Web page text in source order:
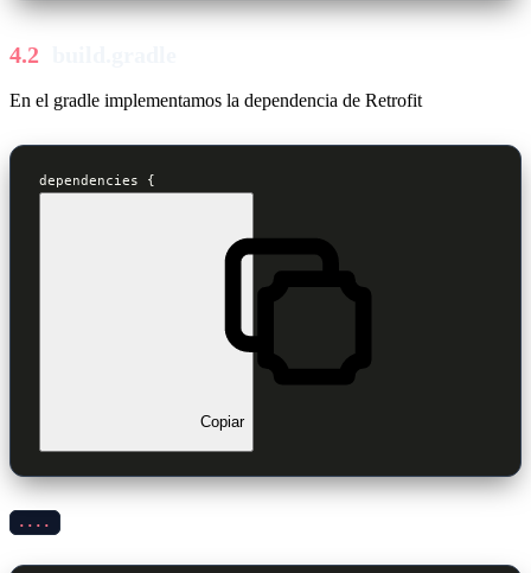
En el gradle implementamos la dependencia de Retrofit
dependencies {
Copiar
....